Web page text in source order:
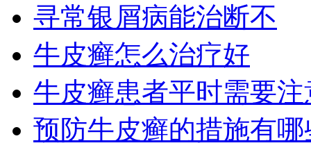
寻常银屑病能治断不
牛皮癣怎么治疗好
牛皮癣患者平时需要注
预防牛皮癣的措施有哪